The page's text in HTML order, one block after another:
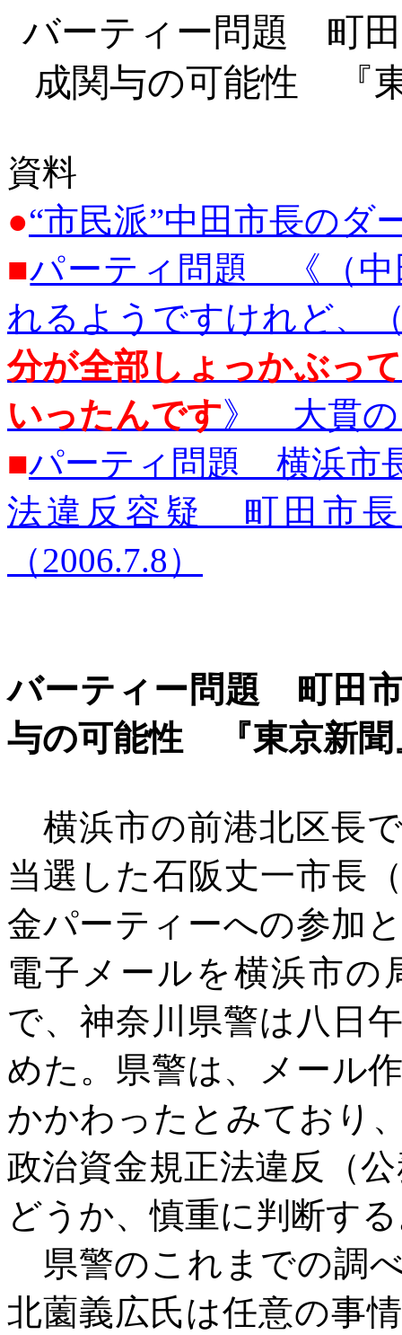
バーティー問題 町
成関与の可能性 『
資料
●“市民派”中田市長のダ
■パーティ問題 《（中
れるようですけれど、
分が全部しょっかぶっ
いったんです》 大貫の
■パーティ問題 横浜
法違反容疑 町田市
（2006.7.8）
バーティー問題 町田
与の可能性 『東京新聞
横浜市の前港北区長
当選した石阪丈一市長
金パーティーへの参加
電子メールを横浜市の
で、神奈川県警は八日
めた。県警は、メール
かかわったとみており
政治資金規正法違反（
どうか、慎重に判断す
県警のこれまでの調
北薗義広氏は任意の事